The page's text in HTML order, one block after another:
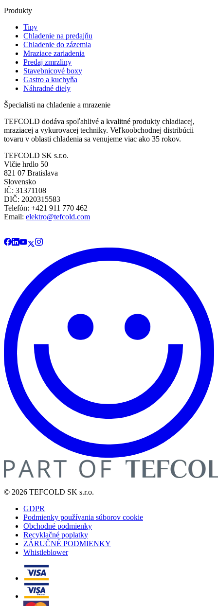
Produkty
Tipy
Chladenie na predajňu
Chladenie do zázemia
Mraziace zariadenia
Predaj zmrzliny
Stavebnicové boxy
Gastro a kuchyňa
Náhradné diely
Špecialisti na chladenie a mrazenie
TEFCOLD dodáva spoľahlivé a kvalitné produkty chladiacej,
mraziacej a vykurovacej techniky. Veľkoobchodnej distribúcii
tovaru v oblasti chladenia sa venujeme viac ako 35 rokov.
TEFCOLD SK s.r.o.
Vlčie hrdlo 50
821 07 Bratislava
Slovensko
IČ: 31371108
DIČ: 2020315583
Telefón: +421 911 770 462
Email: elektro@tefcold.com
© 2026 TEFCOLD SK s.r.o.
GDPR
Podmienky používania súborov cookie
Obchodné podmienky
Recyklačné poplatky
ZÁRUČNÉ PODMIENKY
Whistleblower